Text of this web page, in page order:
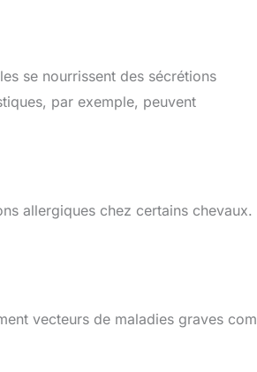
se nourrissent des sécrétions
par exemple, peuvent
allergiques chez certains chevaux.
vecteurs de maladies graves